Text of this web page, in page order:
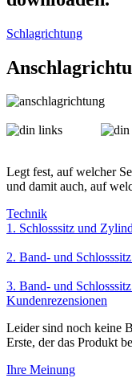
Schlagrichtung
Legt fest, auf welcher
und damit auch, auf
Technik
1. Schlosssitz und
2. Band- und
3. Band- und
Kundenrezensionen
Leider sind noch keine
Erste, der das Produkt
Ihre Meinung